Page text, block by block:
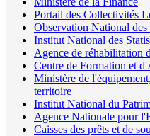
Portail des Collectivités
Observation National
Institut National des
Agence de réhabilitation
Centre de Formation et
Ministère de
territoire
Institut National du
Agence Nationale pour
Caisses des prêts et de